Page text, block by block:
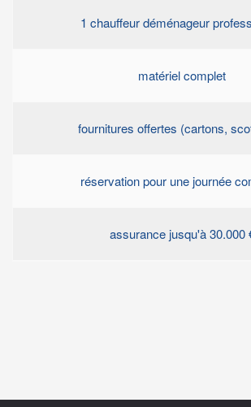
1 chauffeur déménageur
matériel complet
fournitures offertes (cartons,
réservation pour une journée
assurance jusqu'à 30.000